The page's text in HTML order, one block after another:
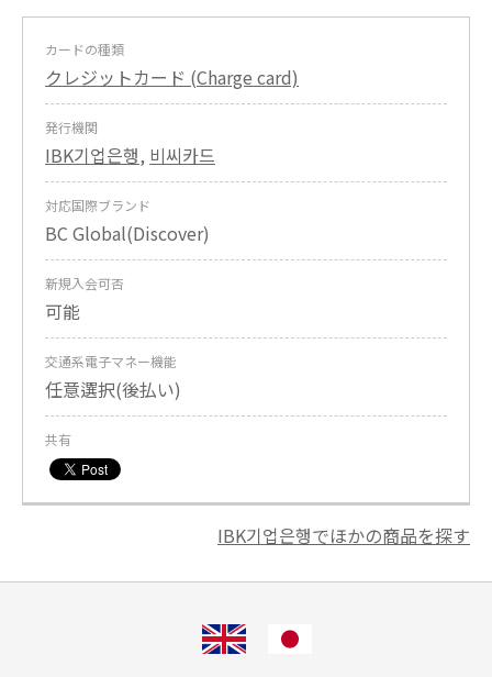
カードの種類
クレジットカード (Charge card)
発行機関
IBK기업은행, 비씨카드
対応国際ブランド
BC Global(Discover)
新規入会可否
可能
交通系電子マネー機能
任意選択(後払い)
共有
IBK기업은행でほかの商品を探す